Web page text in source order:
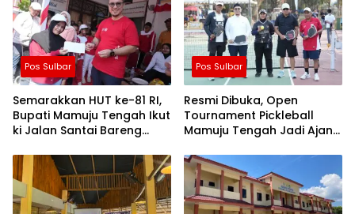
Pos Sulbar
Semarakkan HUT ke-81 RI,
Bupati Mamuju Tengah Ikut
ki Jalan Santai Bareng
Pos Sulbar
Resmi Dibuka, Open
Tournament Pickleball
Mamuju Tengah Jadi Ajang